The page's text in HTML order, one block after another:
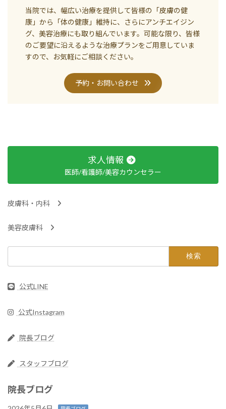
当院では、幅広い治療を提供して皆様の「皮膚の健
康」から「体の健康」維持に、さらにアンチエイジン
グ、美容治療にも取り組んでいます。可能な限り、皆様
のご要望に沿えるような治療プランをご用意していま
すので、お気軽にご相談ください。
予約・お問い合わせ
求人情報
医師/看護師/美容カウンセラー
皮膚科・内科
美容皮膚科
公式LINE
公式Instagram
院長ブログ
スタッフブログ
院長ブログ